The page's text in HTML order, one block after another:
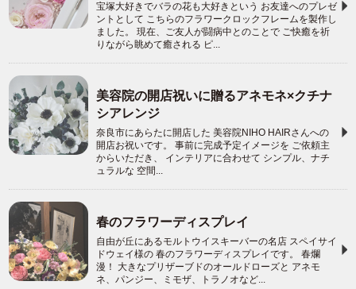
宝塚大好きでバラの花も大好きという お友達へのプレゼ
ントとして こちらのフラワークロックフレームを製作し
ました。 現在、ご友人が闘病中とのことで ご快癒を祈
りながら眺めて癒される ピ...
美容院の開店祝いに贈るアネモネ×クチナ
シアレンジ
奈良市にあらたに開店した 美容院NIHO HAIRさんへの
開店お祝いです。 事前に完成予定イメージを ご依頼主
からいただき、 インテリアに合わせて シンプル、ナチ
ュラルな 空間...
春のフラワーディスプレイ
自由が丘にあるモルトウイスキーバーの名店 スペイサイ
ドウェイ様の 春のフラワーディスプレイです。 春爛
漫！ 大きなプリザーブドのオールドローズと アネモ
ネ、パンジー、ミモザ、トラノオなど...